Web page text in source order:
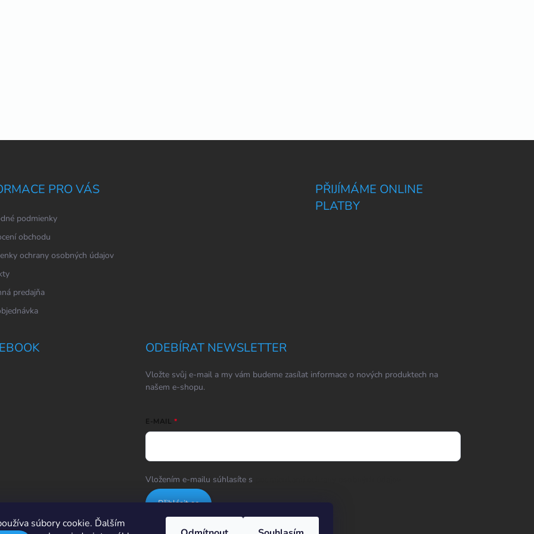
súbory cookie. Ďalším
PRO VÁS
podmienky
obchodu
ochrany osobných údajov
predajňa
PŘIJÍMÁME ONLINE
PLATBY
ODEBÍRAT NEWSLETTER
Vložte svůj e-mail a my vám budeme zasílat informace o nových produktech na
našem e-shopu.
E-MAIL
Vložením e-mailu súhlasíte s
Přihlásit se